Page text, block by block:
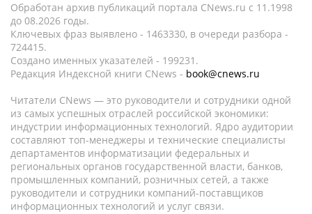
Обработан архив публикаций портала CNews.ru c 11.1998
до 08.2026 годы.
Ключевых фраз выявлено - 1463330, в очереди разбора -
724415.
Создано именных указателей - 199231.
Редакция Индексной книги CNews - book@cnews.ru
Читатели CNews — это руководители и сотрудники одной
из самых успешных отраслей российской экономики:
индустрии информационных технологий. Ядро аудитории
составляют топ-менеджеры и технические специалисты
департаментов информатизации федеральных и
региональных органов государственной власти, банков,
промышленных компаний, розничных сетей, а также
руководители и сотрудники компаний-поставщиков
информационных технологий и услуг связи.